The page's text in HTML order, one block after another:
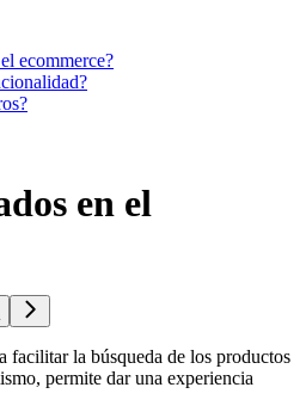
ecommerce?
en el
facilitar la búsqueda de los productos
permite dar una experiencia